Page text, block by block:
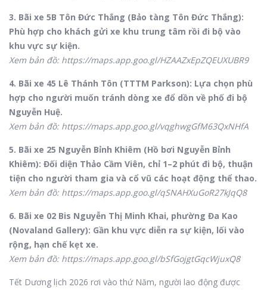
3. Bãi xe 5B Tôn Đức Thắng (Bảo tàng Tôn Đức Thắng):
Phù hợp cho khách gửi xe khu trung tâm rồi đi bộ vào
khu vực sự kiện.
Xem bản đồ: https://maps.app.goo.gl/HZAAZxEpZQEUXUBR9
4. Bãi xe 45 Lê Thánh Tôn (TTTM Parkson): Lựa chọn phù
hợp cho người muốn tránh dòng xe đổ dồn về phố đi bộ
Nguyễn Huệ.
Xem bản đồ: https://maps.app.goo.gl/vqghwgGfM63QxNHfA
5. Bãi xe 25 Nguyễn Bỉnh Khiêm (Hồ bơi Nguyễn Bỉnh
Khiêm): Đối diện Thảo Cầm Viên, chỉ 1–2 phút đi bộ, thuận
tiện cho người tham gia và cổ vũ các hoạt động thể thao.
Xem bản đồ: https://maps.app.goo.gl/qSNAHXuGoR27kJqQ8
6. Bãi xe 02 Bis Nguyễn Thị Minh Khai, phường Đa Kao
(Novaland Gallery): Gần khu vực diễn ra sự kiện, lối vào
rộng, hạn chế kẹt xe.
Xem bản đồ: https://maps.app.goo.gl/bSfGojgtGqcWjuxQ8
Tết Dương lịch 2026 rơi vào thứ Năm, người lao động được